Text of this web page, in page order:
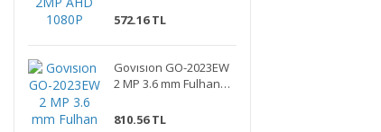
572.16 TL
Govısıon GO-2023EW
2 MP 3.6 mm Fulhan
Kamera
810.56 TL